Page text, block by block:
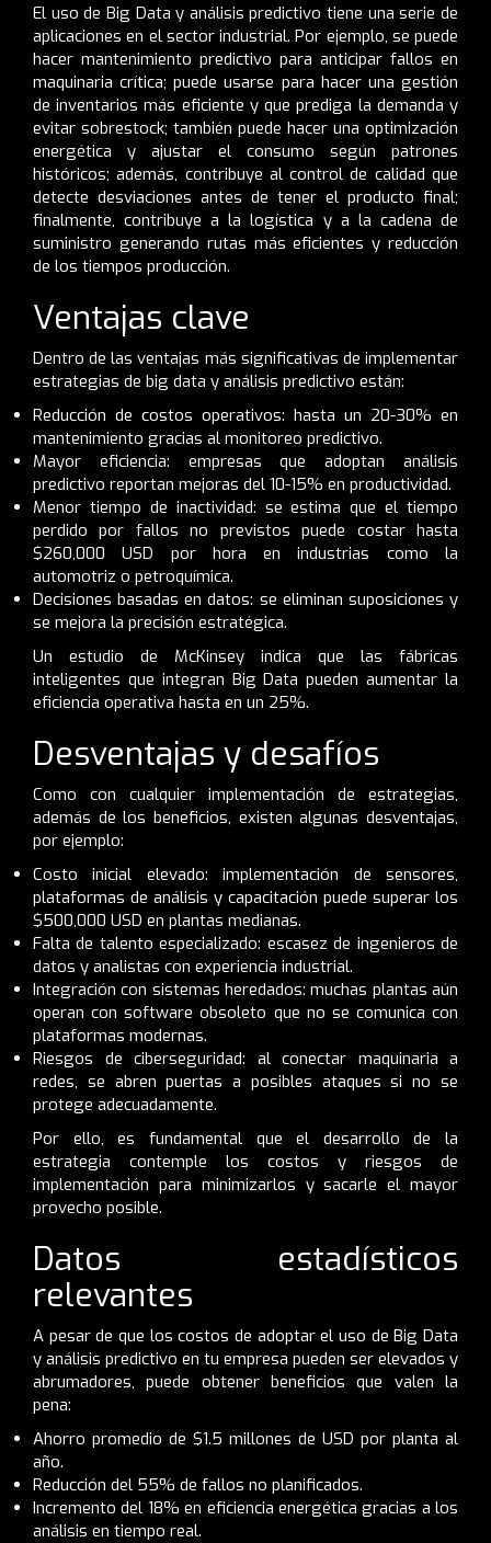
El uso de Big Data y análisis predictivo tiene una serie de
aplicaciones en el sector industrial. Por ejemplo, se puede
hacer mantenimiento predictivo para anticipar fallos en
maquinaria crítica; puede usarse para hacer una gestión
de inventarios más eficiente y que prediga la demanda y
evitar sobrestock; también puede hacer una optimización
energética y ajustar el consumo según patrones
históricos; además, contribuye al control de calidad que
detecte desviaciones antes de tener el producto final;
finalmente, contribuye a la logística y a la cadena de
suministro generando rutas más eficientes y reducción
de los tiempos producción.
Ventajas clave
Dentro de las ventajas más significativas de implementar
estrategias de big data y análisis predictivo están:
Reducción de costos operativos: hasta un 20-30% en
mantenimiento gracias al monitoreo predictivo.
Mayor eficiencia: empresas que adoptan análisis
predictivo reportan mejoras del 10-15% en productividad.
Menor tiempo de inactividad: se estima que el tiempo
perdido por fallos no previstos puede costar hasta
$260,000 USD por hora en industrias como la
automotriz o petroquímica.
Decisiones basadas en datos: se eliminan suposiciones y
se mejora la precisión estratégica.
Un estudio de McKinsey indica que las fábricas
inteligentes que integran Big Data pueden aumentar la
eficiencia operativa hasta en un 25%.
Desventajas y desafíos
Como con cualquier implementación de estrategias,
además de los beneficios, existen algunas desventajas,
por ejemplo:
Costo inicial elevado: implementación de sensores,
plataformas de análisis y capacitación puede superar los
$500,000 USD en plantas medianas.
Falta de talento especializado: escasez de ingenieros de
datos y analistas con experiencia industrial.
Integración con sistemas heredados: muchas plantas aún
operan con software obsoleto que no se comunica con
plataformas modernas.
Riesgos de ciberseguridad: al conectar maquinaria a
redes, se abren puertas a posibles ataques si no se
protege adecuadamente.
Por ello, es fundamental que el desarrollo de la
estrategia contemple los costos y riesgos de
implementación para minimizarlos y sacarle el mayor
provecho posible.
Datos estadísticos
relevantes
A pesar de que los costos de adoptar el uso de Big Data
y análisis predictivo en tu empresa pueden ser elevados y
abrumadores, puede obtener beneficios que valen la
pena:
Ahorro promedio de $1.5 millones de USD por planta al
año.
Reducción del 55% de fallos no planificados.
Incremento del 18% en eficiencia energética gracias a los
análisis en tiempo real.